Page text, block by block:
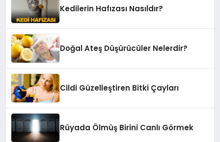
Kedilerin Hafızası Nasıldır?
Doğal Ateş Düşürücüler Nelerdir?
Cildi Güzelleştiren Bitki Çayları
Rüyada Ölmüş Birini Canlı Görmek